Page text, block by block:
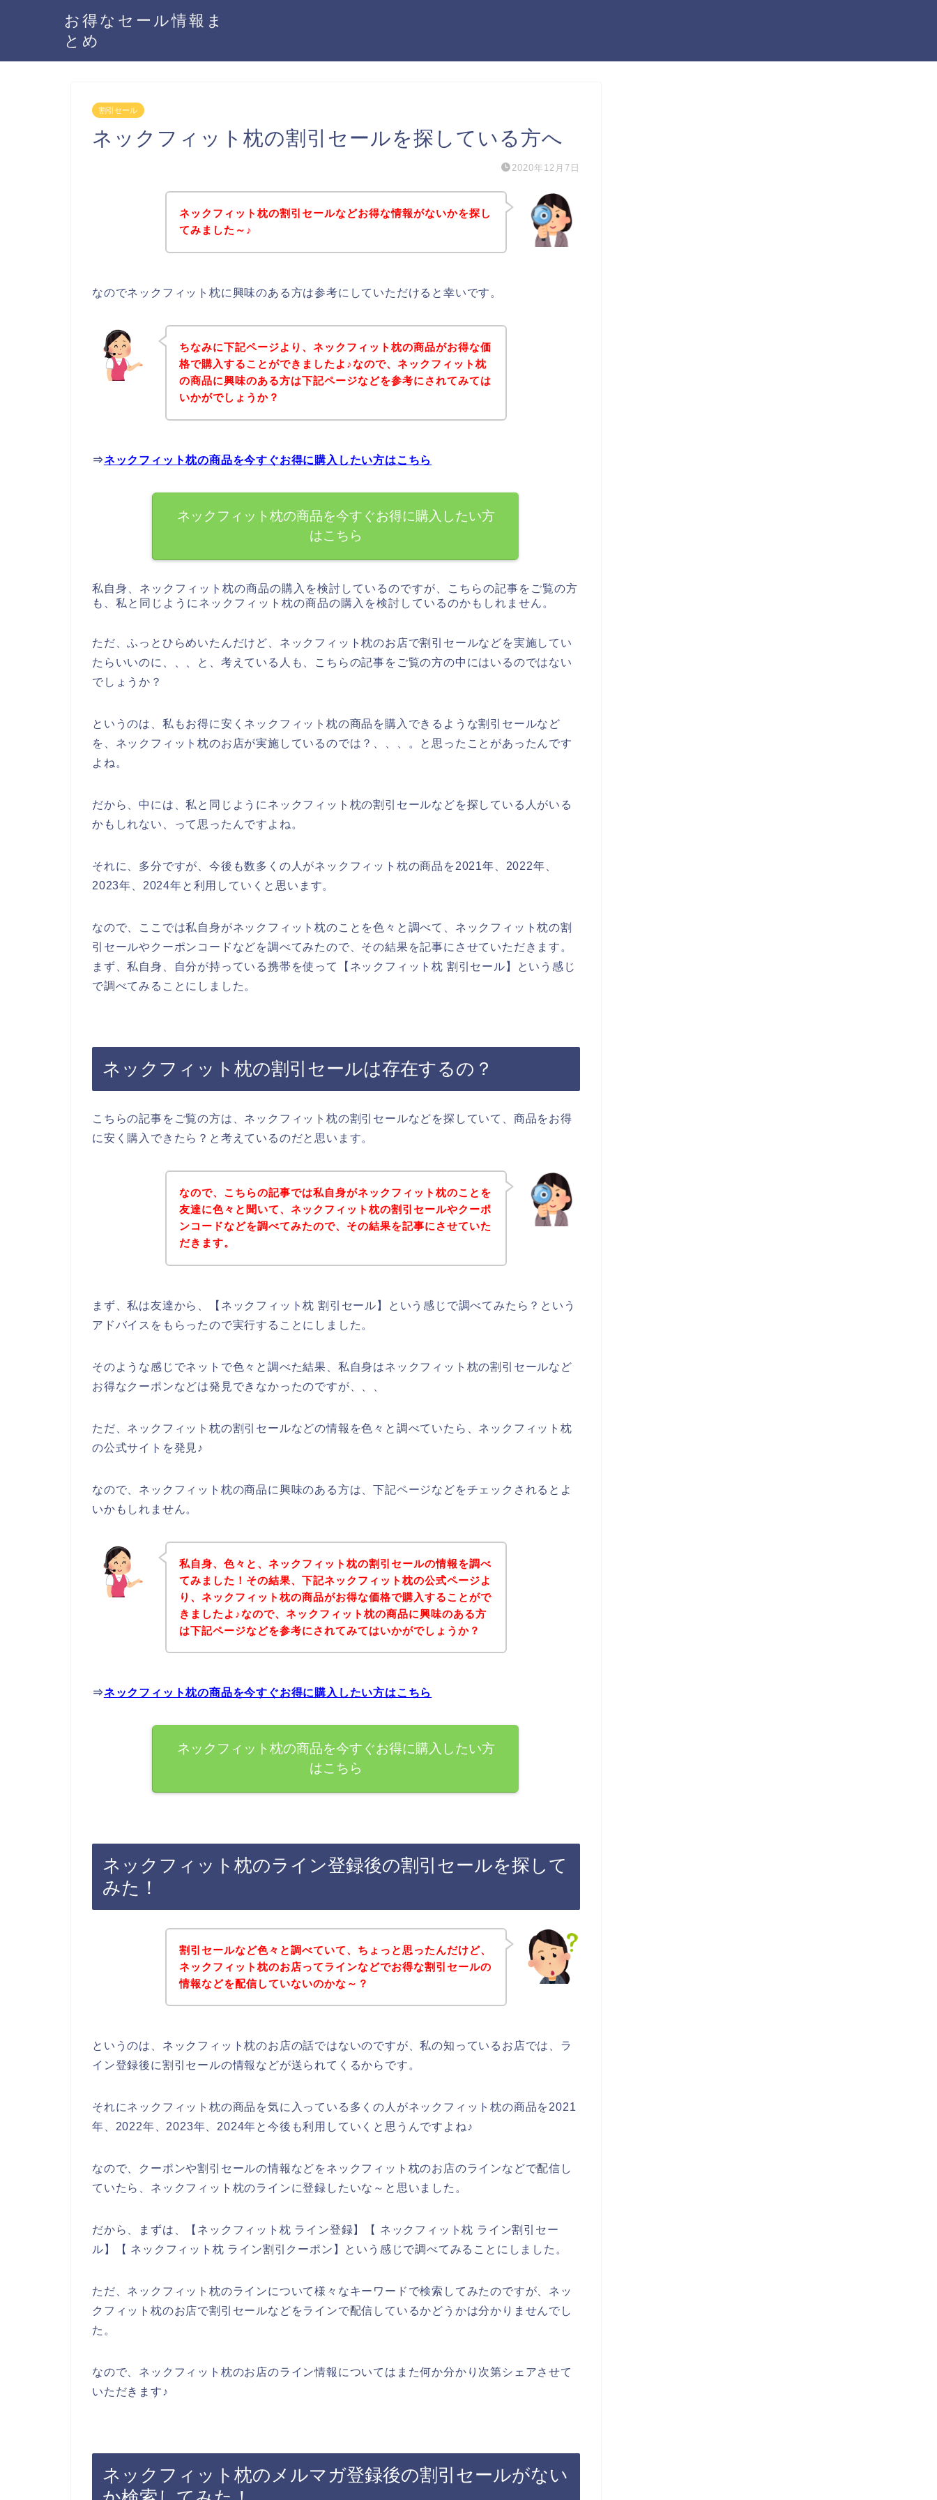
お得なセール情報ま
とめ
割引セール
ネックフィット枕の割引セールを探している方へ
2020年12月7日
ネックフィット枕の割引セールなどお得な情報がないかを探し
てみました～♪
なのでネックフィット枕に興味のある方は参考にしていただけると幸いです。
ちなみに下記ページより、ネックフィット枕の商品がお得な価
格で購入することができましたよ♪なので、ネックフィット枕
の商品に興味のある方は下記ページなどを参考にされてみては
いかがでしょうか？
⇒ネックフィット枕の商品を今すぐお得に購入したい方はこちら
ネックフィット枕の商品を今すぐお得に購入したい方
はこちら
私自身、ネックフィット枕の商品の購入を検討しているのですが、こちらの記事をご覧の方
も、私と同じようにネックフィット枕の商品の購入を検討しているのかもしれません。
ただ、ふっとひらめいたんだけど、ネックフィット枕のお店で割引セールなどを実施してい
たらいいのに、、、と、考えている人も、こちらの記事をご覧の方の中にはいるのではない
でしょうか？
というのは、私もお得に安くネックフィット枕の商品を購入できるような割引セールなど
を、ネックフィット枕のお店が実施しているのでは？、、、。と思ったことがあったんです
よね。
だから、中には、私と同じようにネックフィット枕の割引セールなどを探している人がいる
かもしれない、って思ったんですよね。
それに、多分ですが、今後も数多くの人がネックフィット枕の商品を2021年、2022年、
2023年、2024年と利用していくと思います。
なので、ここでは私自身がネックフィット枕のことを色々と調べて、ネックフィット枕の割
引セールやクーポンコードなどを調べてみたので、その結果を記事にさせていただきます。
まず、私自身、自分が持っている携帯を使って【ネックフィット枕 割引セール】という感じ
で調べてみることにしました。
ネックフィット枕の割引セールは存在するの？
こちらの記事をご覧の方は、ネックフィット枕の割引セールなどを探していて、商品をお得
に安く購入できたら？と考えているのだと思います。
なので、こちらの記事では私自身がネックフィット枕のことを
友達に色々と聞いて、ネックフィット枕の割引セールやクーポ
ンコードなどを調べてみたので、その結果を記事にさせていた
だきます。
まず、私は友達から、【ネックフィット枕 割引セール】という感じで調べてみたら？という
アドバイスをもらったので実行することにしました。
そのような感じでネットで色々と調べた結果、私自身はネックフィット枕の割引セールなど
お得なクーポンなどは発見できなかったのですが、、、
ただ、ネックフィット枕の割引セールなどの情報を色々と調べていたら、ネックフィット枕
の公式サイトを発見♪
なので、ネックフィット枕の商品に興味のある方は、下記ページなどをチェックされるとよ
いかもしれません。
私自身、色々と、ネックフィット枕の割引セールの情報を調べ
てみました！その結果、下記ネックフィット枕の公式ページよ
り、ネックフィット枕の商品がお得な価格で購入することがで
きましたよ♪なので、ネックフィット枕の商品に興味のある方
は下記ページなどを参考にされてみてはいかがでしょうか？
⇒ネックフィット枕の商品を今すぐお得に購入したい方はこちら
ネックフィット枕の商品を今すぐお得に購入したい方
はこちら
ネックフィット枕のライン登録後の割引セールを探して
みた！
割引セールなど色々と調べていて、ちょっと思ったんだけど、
ネックフィット枕のお店ってラインなどでお得な割引セールの
情報などを配信していないのかな～？
というのは、ネックフィット枕のお店の話ではないのですが、私の知っているお店では、ラ
イン登録後に割引セールの情報などが送られてくるからです。
それにネックフィット枕の商品を気に入っている多くの人がネックフィット枕の商品を2021
年、2022年、2023年、2024年と今後も利用していくと思うんですよね♪
なので、クーポンや割引セールの情報などをネックフィット枕のお店のラインなどで配信し
ていたら、ネックフィット枕のラインに登録したいな～と思いました。
だから、まずは、【ネックフィット枕 ライン登録】【 ネックフィット枕 ライン割引セー
ル】【 ネックフィット枕 ライン割引クーポン】という感じで調べてみることにしました。
ただ、ネックフィット枕のラインについて様々なキーワードで検索してみたのですが、ネッ
クフィット枕のお店で割引セールなどをラインで配信しているかどうかは分かりませんでし
た。
なので、ネックフィット枕のお店のライン情報についてはまた何か分かり次第シェアさせて
いただきます♪
ネックフィット枕のメルマガ登録後の割引セールがない